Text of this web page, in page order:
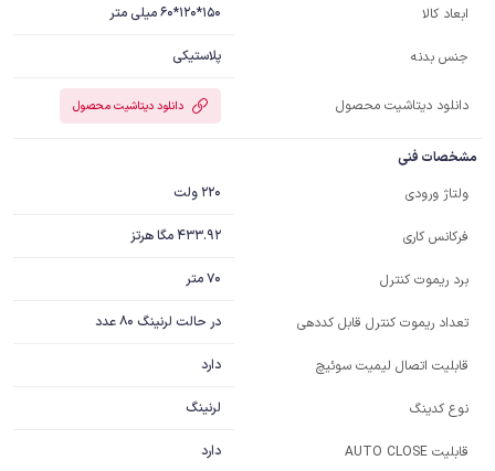
ابعاد کالا 150*120*60 میلی متر
جنس بدنه پلاستیکی
دانلود دیتاشیت محصول دانلود دیتاشیت محصول
مشخصات فنی
ولتاژ ورودی
220 ولت
فرکانس کاری 433.92 مگا هرتز
برد ریموت کنترل 70 متر
تعداد ریموت کنترل قابل کددهی در حالت لرنینگ 80 عدد
قابلیت اتصال لیمیت سوئیچ دارد
نوع کدینگ لرنینگ
قابلیت AUTO CLOSE دارد